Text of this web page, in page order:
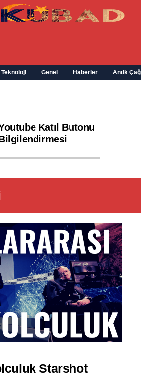
Genel Haberler Antik Çağ
Katıl Butonu
Starshot